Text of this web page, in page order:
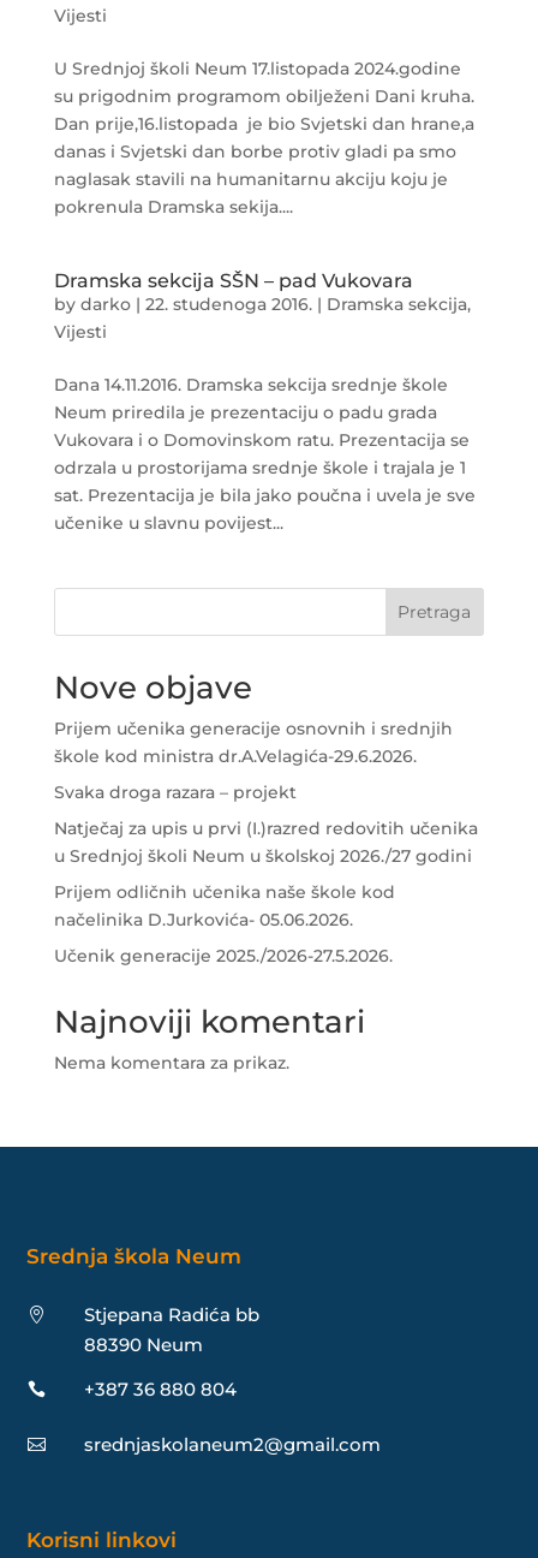
Vijesti
U Srednjoj školi Neum 17.listopada 2024.godine
su prigodnim programom obilježeni Dani kruha.
Dan prije,16.listopada je bio Svjetski dan hrane,a
danas i Svjetski dan borbe protiv gladi pa smo
naglasak stavili na humanitarnu akciju koju je
pokrenula Dramska sekija....
Dramska sekcija SŠN – pad Vukovara
by darko| 22. studenoga 2016.| Dramska sekcija,
Vijesti
Dana 14.11.2016. Dramska sekcija srednje škole
Neum priredila je prezentaciju o padu grada
Vukovara i o Domovinskom ratu. Prezentacija se
odrzala u prostorijama srednje škole i trajala je 1
sat. Prezentacija je bila jako poučna i uvela je sve
učenike u slavnu povijest...
Pretraga
Nove objave
Prijem učenika generacije osnovnih i srednjih
škole kod ministra dr.A.Velagića-29.6.2026.
Svaka droga razara – projekt
Natječaj za upis u prvi (I.)razred redovitih učenika
u Srednjoj školi Neum u školskoj 2026./27 godini
Prijem odličnih učenika naše škole kod
načelinika D.Jurkovića- 05.06.2026.
Učenik generacije 2025./2026-27.5.2026.
Najnoviji komentari
Nema komentara za prikaz.
Srednja škola Neum

Stjepana Radića bb
88390 Neum
 +387 36 880 804
 srednjaskolaneum2@gmail.com
Korisni linkovi